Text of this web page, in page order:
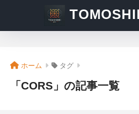
ホーム タグ
「CORS」の記事一覧